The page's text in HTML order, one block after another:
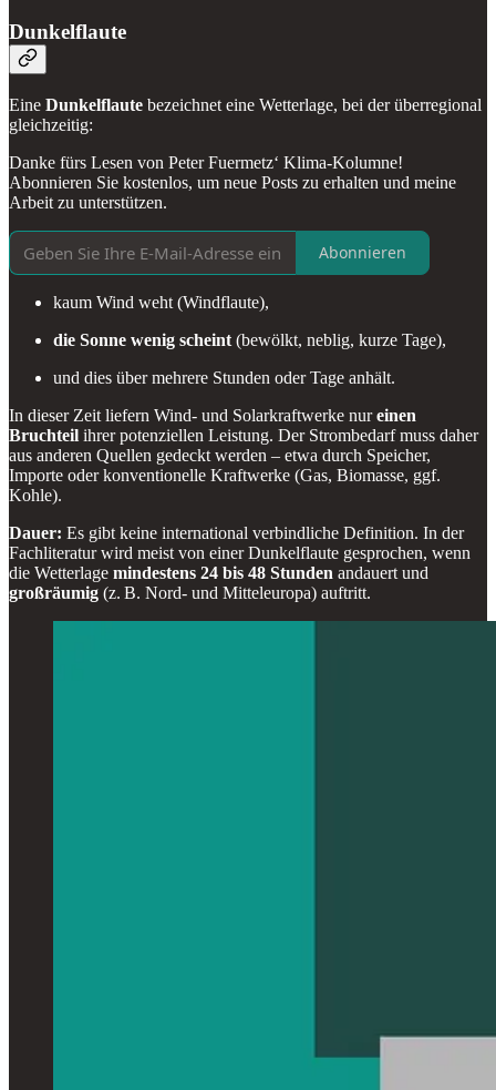
Dunkelflaute
Eine Dunkelflaute bezeichnet eine Wetterlage, bei der überregional
gleichzeitig:
Danke fürs Lesen von Peter Fuermetz‘ Klima-Kolumne!
Abonnieren Sie kostenlos, um neue Posts zu erhalten und meine
Arbeit zu unterstützen.
Abonnieren
kaum Wind weht (Windflaute),
die Sonne wenig scheint (bewölkt, neblig, kurze Tage),
und dies über mehrere Stunden oder Tage anhält.
In dieser Zeit liefern Wind- und Solarkraftwerke nureinen
Bruchteil ihrer potenziellen Leistung. Der Strombedarf muss daher
aus anderen Quellen gedeckt werden – etwa durch Speicher,
Importe oder konventionelle Kraftwerke (Gas, Biomasse, ggf.
Kohle).
Dauer: Es gibt keine international verbindliche Definition. In der
Fachliteratur wird meist von einer Dunkelflaute gesprochen, wenn
die Wetterlage mindestens 24 bis 48 Stunden andauert und
großräumig (z. B. Nord- und Mitteleuropa) auftritt.